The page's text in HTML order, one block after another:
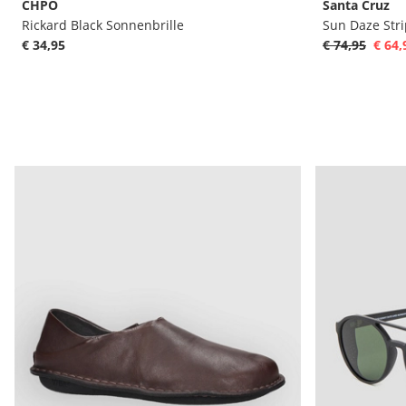
CHPO
Rickard Black Sonnenbrille
€ 34,95
Santa Cruz
Sun Daze
€ 74,95 €